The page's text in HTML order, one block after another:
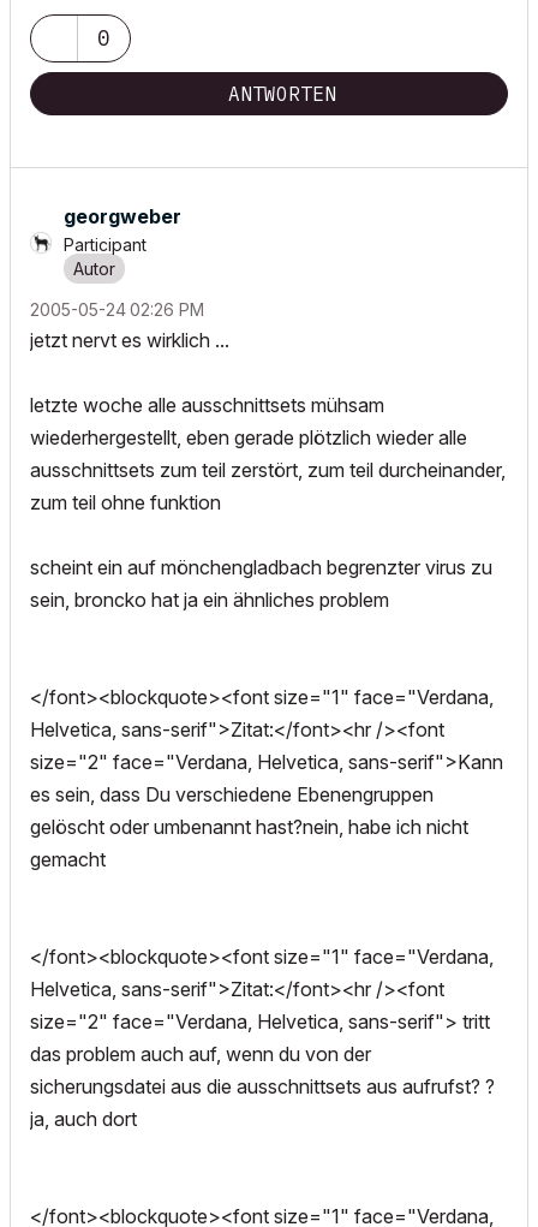
0
ANTWORTEN
georgweber
Participant
‎2005-05-2402:26 PM
jetzt nervt es wirklich ...
letzte woche alle ausschnittsets mühsam
wiederhergestellt, eben gerade plötzlich wieder alle
ausschnittsets zum teil zerstört, zum teil durcheinander,
zum teil ohne funktion
scheint ein auf mönchengladbach begrenzter virus zu
sein, broncko hat ja ein ähnliches problem
</font><blockquote><font size="1" face="Verdana,
Helvetica, sans-serif">Zitat:</font><hr /><font
size="2" face="Verdana, Helvetica, sans-serif">Kann
es sein, dass Du verschiedene Ebenengruppen
gelöscht oder umbenannt hast?nein, habe ich nicht
gemacht
</font><blockquote><font size="1" face="Verdana,
Helvetica, sans-serif">Zitat:</font><hr /><font
size="2" face="Verdana, Helvetica, sans-serif"> tritt
das problem auch auf, wenn du von der
sicherungsdatei aus die ausschnittsets aus aufrufst? ?
ja, auch dort
</font><blockquote><font size="1" face="Verdana,